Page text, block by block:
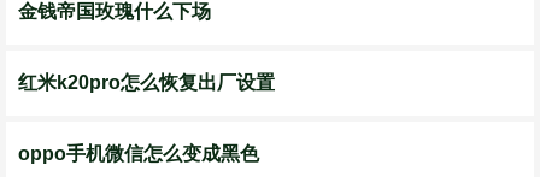
金钱帝国玫瑰什么下场
红米k20pro怎么恢复出厂设置
oppo手机微信怎么变成黑色